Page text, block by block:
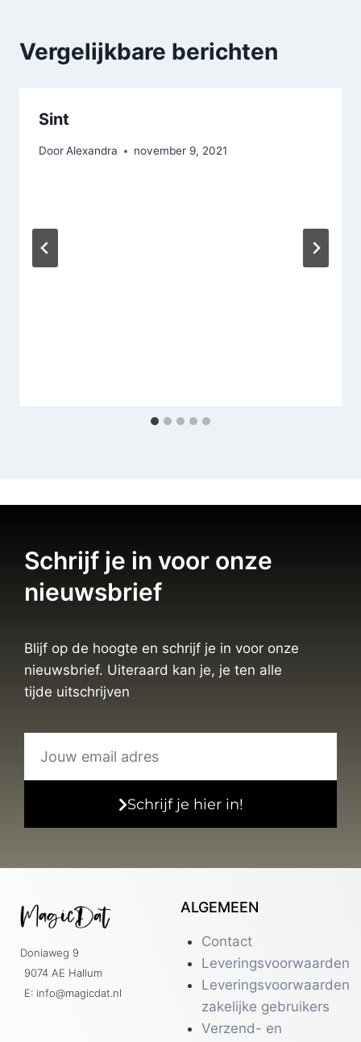
Vergelijkbare berichten
Sint
DoorAlexandra november 9, 2021
Schrijf je in voor onze
nieuwsbrief
Blijf op de hoogte en schrijf je in voor onze
nieuwsbrief. Uiteraard kan je, je ten alle
tijde uitschrijven
Schrijf je hier in!
Doniaweg 9
9074 AE Hallum
E: info@magicdat.nl
ALGEMEEN
Contact
Leveringsvoorwaarden
Leveringsvoorwaarden
zakelijke gebruikers
Verzend- en